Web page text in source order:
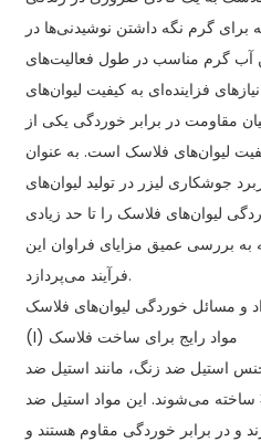
برای گرم نگه داشتن نوشیدنی‌ها در
آب گرم مناسب در طول فعالیت‌های
فزاینده‌ای به کیفیت لیوان‌های
مقاومت در برابر خوردگی یکی از
لیوان‌های فلاسک است. به عنوان
جوشکاری لیزر در تولید لیوان‌های
لیوان‌های فلاسک را تا حد زیادی
به بررسی عمیق مزایای فراوان این
فرآیند می‌پردازد.
و مسائل خوردگی لیوان‌های فلاسک
(I) مواد رایج برای ساخت فلاسک
استیل ضد زنگ، مانند استیل ضد
زنگ 304 و استیل ضد زنگ 316 ساخته می‌شوند. این مواد استیل ضد
و در برابر خوردگی مقاوم هستند و